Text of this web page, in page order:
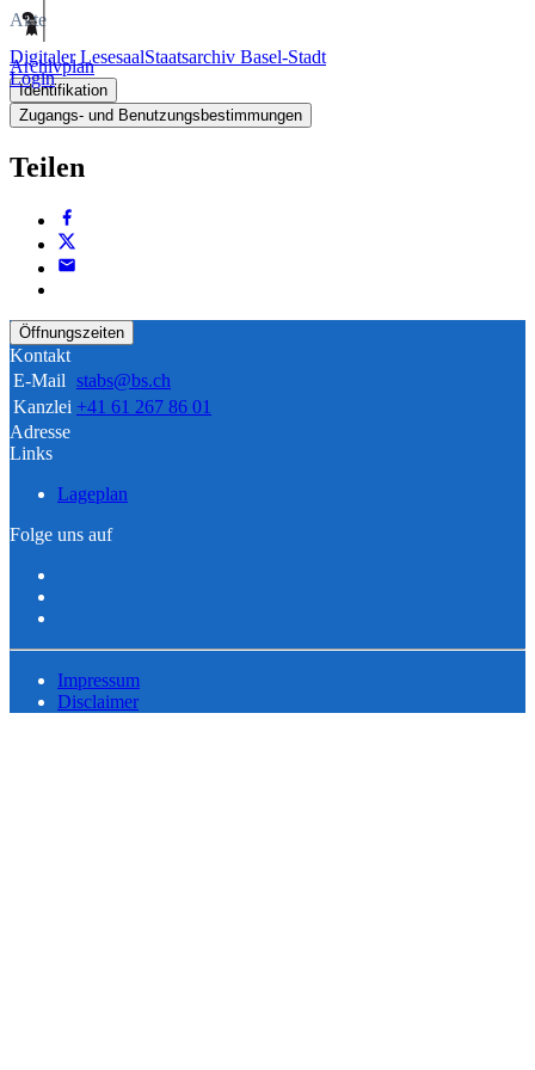
Digitaler LesesaalStaatsarchiv Basel-Stadt
Login
Akte
Archivplan
Identifikation
Zugangs- und Benutzungsbestimmungen
Teilen
Öffnungszeiten
Kontakt
E-Mail stabs@bs.ch
Kanzlei +41 61 267 86 01
Adresse
Links
Lageplan
Folge uns auf
Impressum
Disclaimer